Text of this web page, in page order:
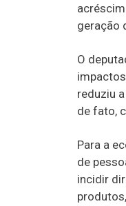
geração
O
reduziu
de fato,
Para a
de
incidir